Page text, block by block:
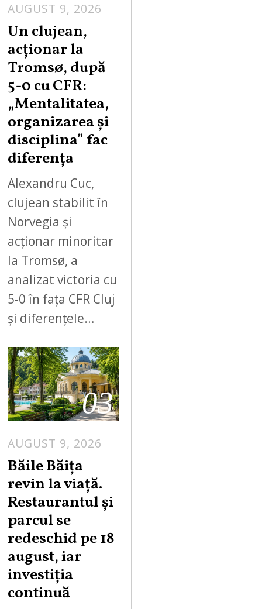
AUGUST 9, 2026
Un clujean,
acționar la
Tromsø, după
5-0 cu CFR:
„Mentalitatea,
organizarea și
disciplina” fac
diferența
Alexandru Cuc,
clujean stabilit în
Norvegia și
acționar minoritar
la Tromsø, a
analizat victoria cu
5-0 în fața CFR Cluj
și diferențele…
03
AUGUST 9, 2026
S
9
Băile Băița
revin la viață.
Restaurantul și
parcul se
redeschid pe 18
august, iar
investiția
continuă